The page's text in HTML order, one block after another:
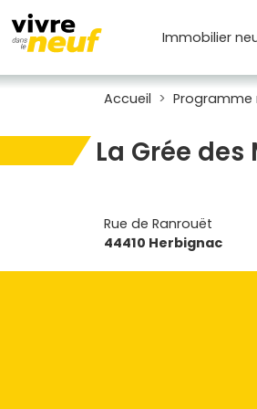
Immobilier
Accueil Programme
La Grée
Rue de Ranrouët
44410 Herbignac